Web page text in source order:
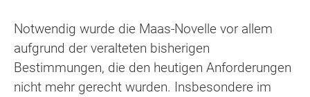
Notwendig wurde die Maas-Novelle vor allem
aufgrund der veralteten bisherigen
Bestimmungen, die den heutigen Anforderungen
nicht mehr gerecht wurden. Insbesondere im